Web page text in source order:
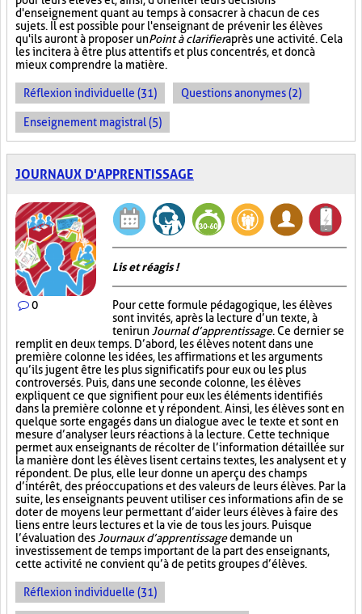
d'enseignement quant au temps à consacrer à chacun de ces
sujets. Il est possible pour l'enseignant de prévenir les élèves
qu'ils auront à proposer unPoint à clarifieraprès une activité. Cela
les incitera à être plus attentifs et plus concentrés, et donc à
mieux comprendre la matière.
Réflexion individuelle (31) Questions anonymes (2)
Enseignement magistral (5)
JOURNAUX D'APPRENTISSAGE
0
Lis et réagis !
Pour cette formule pédagogique, les élèves
sont invités, après la lecture d’un texte, à
tenir un Journal d’apprentissage. Ce dernier se
remplit en deux temps. D’abord, les élèves notent dans une
première colonne les idées, les affirmations et les arguments
qu’ils jugent être les plus significatifs pour eux ou les plus
controversés. Puis, dans une seconde colonne, les élèves
expliquent ce que signifient pour eux les éléments identifiés
dans la première colonne et y répondent. Ainsi, les élèves sont en
quelque sorte engagés dans un dialogue avec le texte et sont en
mesure d’analyser leurs réactions à la lecture. Cette technique
permet aux enseignants de récolter de l’information détaillée sur
la manière dont les élèves lisent certains textes, les analysent et y
répondent. De plus, elle leur donne un aperçu des champs
d’intérêt, des préoccupations et des valeurs de leurs élèves. Par la
suite, les enseignants peuvent utiliser ces informations afin de se
doter de moyens leur permettant d’aider leurs élèves à faire des
liens entre leurs lectures et la vie de tous les jours. Puisque
l’évaluation des Journaux d’apprentissagedemande un
investissement de temps important de la part des enseignants,
cette activité ne convient qu’à de petits groupes d’élèves.
Réflexion individuelle (31)